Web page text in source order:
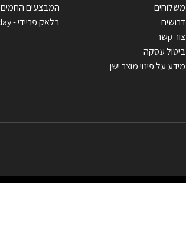
משלוחים
דרושים
צור קשר
ביטול עסקה
מידע על פינוי מוצר ישן
המבצעים החמים
בלאק פריידי - Black Friday